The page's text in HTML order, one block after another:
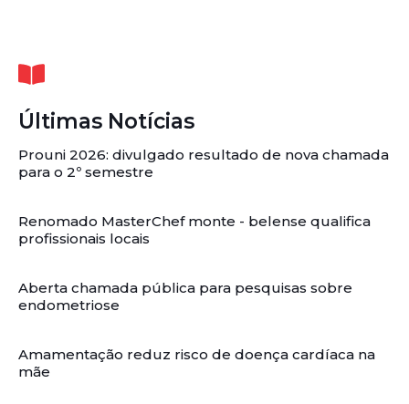
Últimas Notícias
Prouni 2026: divulgado resultado de nova chamada
para o 2º semestre
Renomado MasterChef monte - belense qualifica
profissionais locais
Aberta chamada pública para pesquisas sobre
endometriose
Amamentação reduz risco de doença cardíaca na
mãe